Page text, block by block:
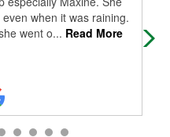
when it was raining.
went o... Read More